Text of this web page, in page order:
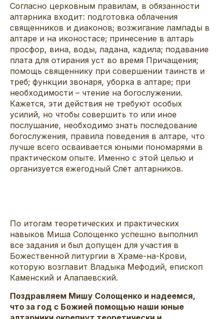
Согласно церковным правилам, в обязанности
алтарника входит: подготовка облачения
священников и диаконов; возжигание лампады в
алтаре и на иконостасе; принесение в алтарь
просфор, вина, воды, ладана, кадила; подавание
плата для отирания уст во время Причащения;
помощь священнику при совершении таинств и
треб; функции звонаря, уборка в алтаре; при
необходимости – чтение на богослужении.
Кажется, эти действия не требуют особых
усилий, но чтобы совершить то или иное
послушание, необходимо знать последование
богослужения, правила поведения в алтаре, что
лучше всего осваивается юными пономарями в
практическом опыте. Именно с этой целью и
организуется ежегодный Слёт алтарников.
По итогам теоретических и практических
навыков Миша Солощенко успешно выполнил
все задания и был допущен для участия в
Божественной литургии в Храме-на-Крови,
которую возглавит Владыка Мефодий, епископ
Каменский и Алапаевский.
Поздравляем Мишу Солощенко и надеемся,
что за год с Божией помощью наши юные